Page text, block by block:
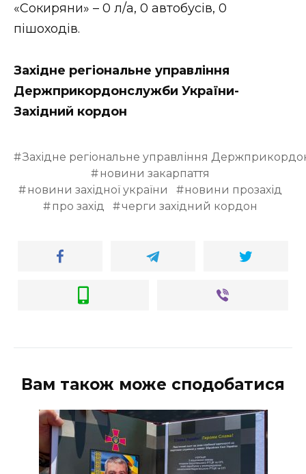
«Сокиряни» – 0 л/а, 0 автобусів, 0
пішоходів.
Західне регіональне управління
Держприкордонслужби України-
Західний кордон
Західне регіональне управління
новини закарпаття
новини західної україни
новини прозахід
про захід
черги західний кордон
Вам також може сподобатися